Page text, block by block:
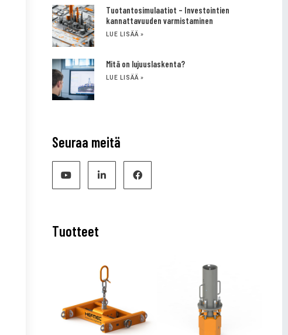
Tuotantosimulaatiot – Investointien
kannattavuuden varmistaminen
LUE LISÄÄ »
Mitä on lujuuslaskenta?
LUE LISÄÄ »
Seuraa meitä
Tuotteet